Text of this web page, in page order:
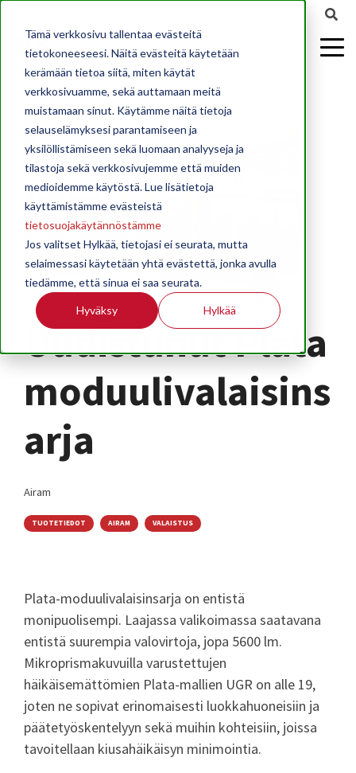
Tämä verkkosivu tallentaa evästeitä
tietokoneeseesi. Näitä evästeitä käytetään
kerämään tietoa siitä, miten käytät
verkkosivuamme, sekä auttamaan meitä
muistamaan sinut. Käytämme näitä tietoja
selauselämyksesi parantamiseen ja
yksilöllistämiseen sekä luomaan analyyseja ja
tilastoja sekä verkkosivujemme että muiden
medioidemme käytöstä. Lue lisätietoja
käyttämistämme evästeistä
tietosuojakäytännöstämme
Jos valitset Hylkää, tietojasi ei seurata, mutta
selaimessasi käytetään yhtä evästettä, jonka avulla
tiedämme, että sinua ei saa seurata.
Hyväksy Hylkää
Uudistunut Plata
moduulivalaisins
arja
Airam
TUOTETIEDOT AIRAM VALAISTUS
Plata-moduulivalaisinsarja on entistä
monipuolisempi. Laajassa valikoimassa saatavana
entistä suurempia valovirtoja, jopa 5600 lm.
Mikroprismakuvuilla varustettujen
häikäisemättömien Plata-mallien UGR on alle 19,
joten ne sopivat erinomaisesti luokkahuoneisiin ja
päätetyöskentelyyn sekä muihin kohteisiin, joissa
tavoitellaan kiusahäikäisyn minimointia.